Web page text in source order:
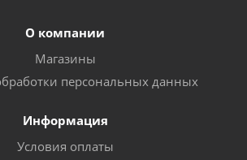
О компании
Магазины
персональных данных
Информация
Условия оплаты